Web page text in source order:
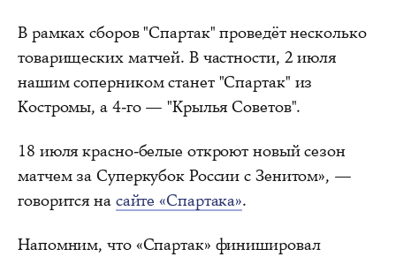
В рамках сборов "Спартак" проведёт несколько
товарищеских матчей. В частности, 2 июля
нашим соперником станет "Спартак" из
Костромы, а 4-го — "Крылья Советов".
18 июля красно-белые откроют новый сезон
матчем за Суперкубок России с Зенитом», —
говорится на сайте «Спартака».
Напомним, что «Спартак» финишировал